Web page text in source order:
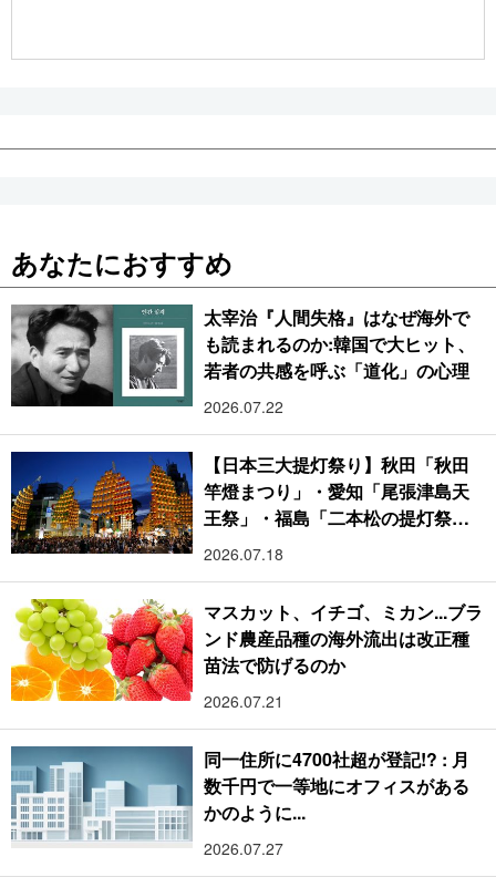
あなたにおすすめ
太宰治『人間失格』はなぜ海外で
も読まれるのか:韓国で大ヒット、
若者の共感を呼ぶ「道化」の心理
2026.07.22
【日本三大提灯祭り】秋田「秋田
竿燈まつり」・愛知「尾張津島天
王祭」・福島「二本松の提灯祭
り」:おびただしい灯火が夜空を照
2026.07.18
マスカット、イチゴ、ミカン...ブラ
ンド農産品種の海外流出は改正種
苗法で防げるのか
2026.07.21
同一住所に4700社超が登記!? : 月
数千円で一等地にオフィスがある
かのように...
2026.07.27